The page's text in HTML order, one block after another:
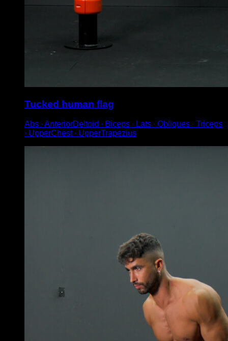
Tucked human flag
Abs ∙ AnteriorDeltoid ∙ Biceps ∙ Lats ∙ Obliques ∙ Triceps
∙ UpperChest ∙ UpperTrapezius